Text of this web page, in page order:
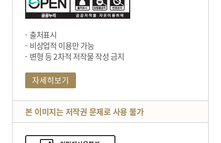
출처표시
비상업적 이용만 가능
변형 등 2차적 저작물 작성 금지
자세히보기
본 이미지는 저작권 문제로 사용 불가